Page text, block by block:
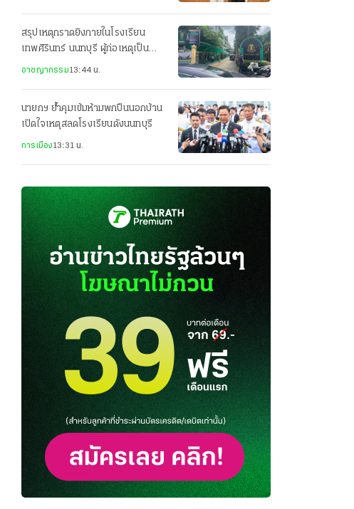
สรุปเหตุกราดยิงภายในโรงเรียน
เทพศิรินทร์ นนทบุรี ผู้ก่อเหตุเป็น
อาชญากรรม13:44 น.
นายกฯ ย้ำคุมเข้มห้ามพกปืนนอกบ้าน
เปิดใจเหตุสลดโรงเรียนดังนนทบุรี
การเมือง13:31 น.